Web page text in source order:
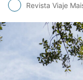
Revista Viaje